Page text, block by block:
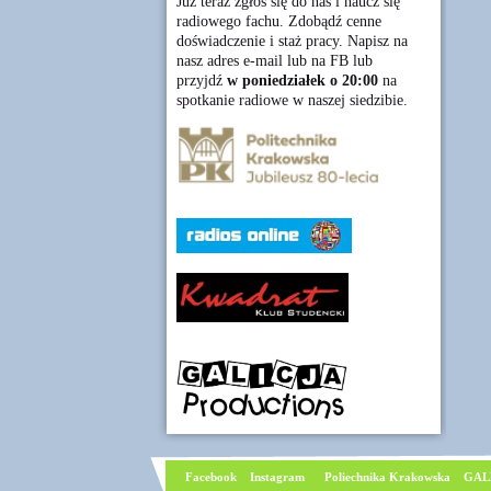
radiowego fachu. Zdobądź cenne
doświadczenie i staż pracy. Napisz na
nasz adres e-mail lub na FB lub
przyjdź w poniedziałek o 20:00na
spotkanie radiowe w naszej siedzibie.
Facebook Instagram Poliechnika Krakowska